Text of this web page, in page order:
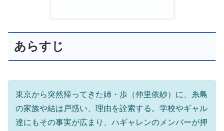
あらすじ
東京から突然帰ってきた姉・歩（仲里依紗）に、糸島
の家族や結は戸惑い、理由を詮索する。学校やギャル
達にもその事実が広まり、ハギャレンのメンバーが押